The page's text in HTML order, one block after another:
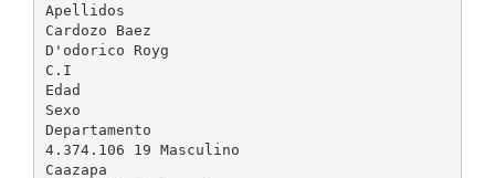
Apellidos
Cardozo Baez
D'odorico Royg
C.I
Edad
Sexo
Departamento
4.374.106 19 Masculino
Caazapa